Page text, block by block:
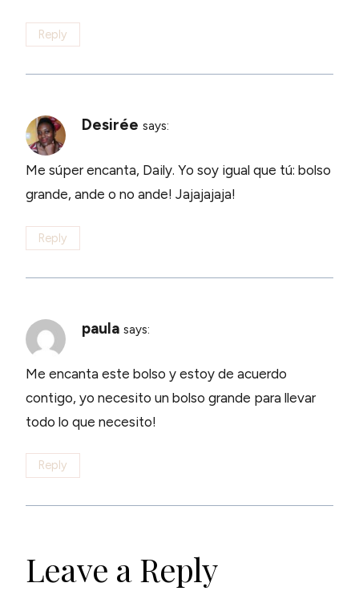
Reply
Desirée says:
Me súper encanta, Daily. Yo soy igual que tú: bolso
grande, ande o no ande! Jajajajaja!
Reply
paula says:
Me encanta este bolso y estoy de acuerdo
contigo, yo necesito un bolso grande para llevar
todo lo que necesito!
Reply
Leave a Reply